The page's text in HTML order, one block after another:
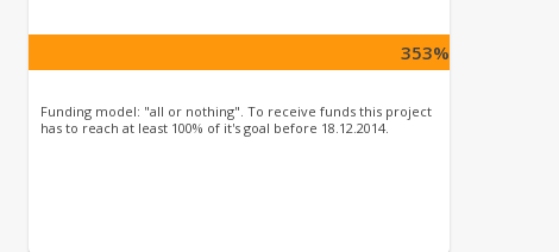
353%
Funding model: "all or nothing". To receive funds this project
has to reach at least 100% of it's goal before 18.12.2014.